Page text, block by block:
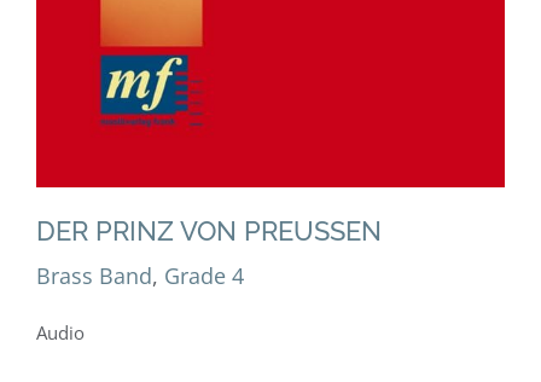
DER PRINZ VON PREUSSEN
Brass Band, Grade 4
Audio